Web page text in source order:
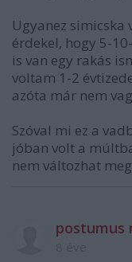
Ugyanez simicska
érdekel, hogy 5-
is van egy rakás
voltam 1-2
azóta már nem
Szóval mi ez a
jóban volt a
nem változhat
postumus